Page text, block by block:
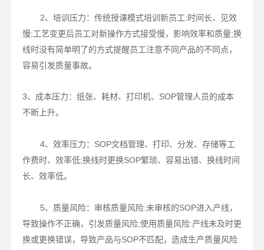
2、培训压力：传统授课模式培训新员工:时间长、见效
慢;工艺变更后员工对新操作方式接受慢，影响效率和质量;换
线时没有简单明了的方式提醒员工注意不同产品的不同点，
容易引发质量事故。
3、成本压力：纸张、耗材、打印机、SOP管理人员的成本
不断上升。
4、效率压力：SOP文档管理、打印、分发、存储等工
作费时、效率低;换线时更换SOP繁琐、容易出错、换线时间
长、效率低。
5、质量风险：审核质量风险:未审核的SOP进入产线，
导致操作不正确，引发质量风险;使用质量风险:产线未及时更
换或更换错误，导致产品与SOP不匹配，造成生产质量风险